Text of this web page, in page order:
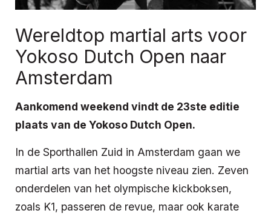
Wereldtop martial arts voor
Yokoso Dutch Open naar
Amsterdam
Aankomend weekend vindt de 23ste editie
plaats van de Yokoso Dutch Open.
In de Sporthallen Zuid in Amsterdam gaan we
martial arts van het hoogste niveau zien. Zeven
onderdelen van het olympische kickboksen,
zoals K1, passeren de revue, maar ook karate